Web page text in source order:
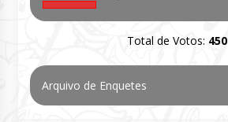
Total de Votos: 450
Arquivo de Enquetes